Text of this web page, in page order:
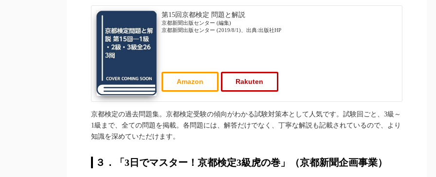
第15回京都検定 問題と解説
京都新聞出版センター (編集)
京都新聞出版センター (2019/8/1)、出典:出版社HP
Amazon Rakuten
京都検定の過去問題集。京都検定受験の傾向がわかる試験対策本として人気です。試験回ごと、3級～
1級まで、全ての問題を掲載。各問題には、解答だけでなく、丁寧な解説も記載されているので、より
知識を深めていただけます。
３．「3日でマスター！京都検定3級虎の巻」（京都新聞企画事業）